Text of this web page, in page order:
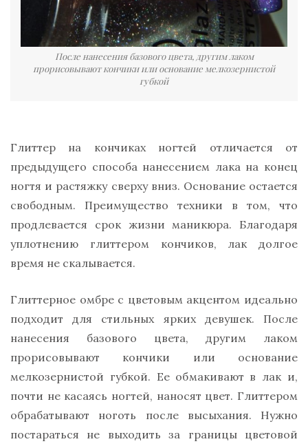
После нанесения базового цвета, другим лаком
прорисовывают кончики или основание мелкозернистой
губкой
Глиттер на кончиках ногтей отличается от
предыдущего способа нанесением лака на конец
ногтя и растяжку сверху вниз. Основание остается
свободным. Преимущество техники в том, что
продлевается срок жизни маникюра. Благодаря
уплотнению глиттером кончиков, лак долгое
время не скалывается.
Глиттерное омбре с цветовым акцентом идеально
подходит для стильных ярких девушек. После
нанесения базового цвета, другим лаком
прорисовывают кончики или основание
мелкозернистой губкой. Ее обмакивают в лак и,
почти не касаясь ногтей, наносят цвет. Глиттером
обрабатывают ноготь после высыхания. Нужно
постараться не выходить за границы цветовой